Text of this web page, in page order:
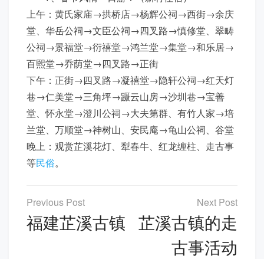
上午：黄氏家庙→拱桥店→杨辉公祠→西街→余庆
堂、华岳公祠→文臣公祠→四叉路→慎修堂、翠畴
公祠→景福堂→衍禧堂→鸿兰堂→集堂→和乐居→
百熙堂→乔荫堂→四叉路→正街
下午：正街→四叉路→凝禧堂→隐轩公祠→红天灯
巷→仁美堂→三角坪→蹑云山房→沙圳巷→宝善
堂、怀永堂→澄川公祠→大夫第群、有竹人家→培
兰堂、万顺堂→神树山、安民庵→龟山公祠、谷堂
晚上：观赏芷溪花灯、犁春牛、红龙缠柱、走古事
等民俗。
文
章
导
福建芷溪古镇 芷溪古镇的走
古事活动